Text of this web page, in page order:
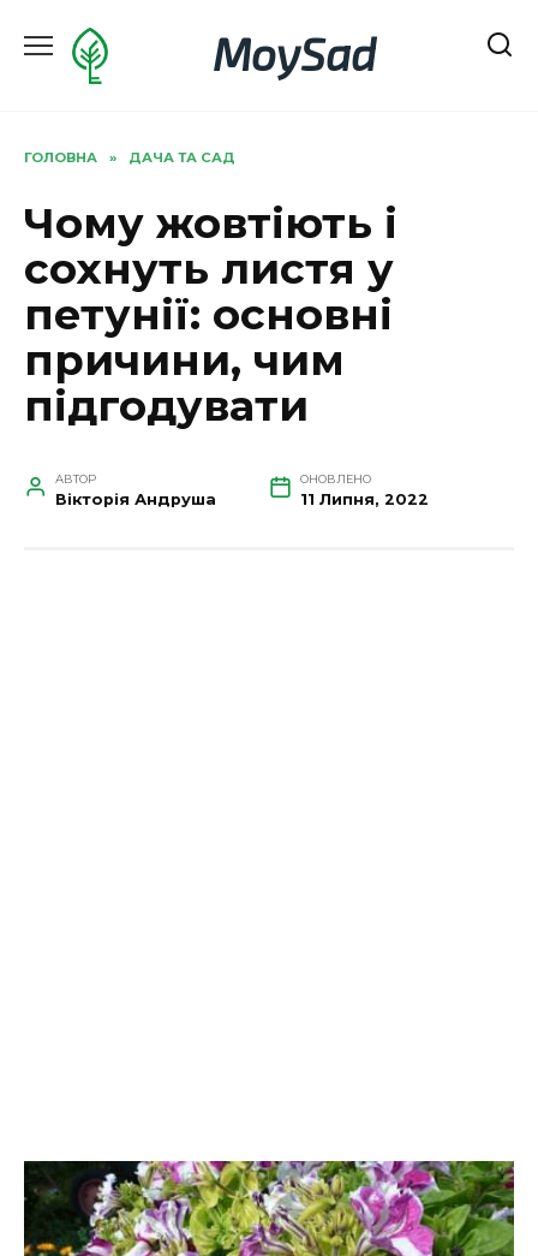
до
MoySad
ГОЛОВНА » ДАЧА ТА САД
Чому жовтіють і
сохнуть листя у
петунії: основні
причини, чим
підгодувати
АВТОР
Вікторія Андруша
ОНОВЛЕНО
11 Липня, 2022